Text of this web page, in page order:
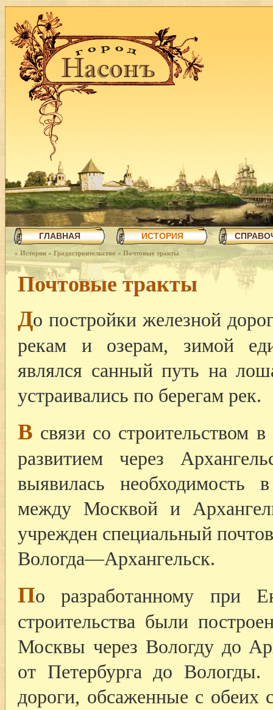
ГЛАВНАЯ ИСТОРИЯ
» История » Градостроительство » Почтовые тракты
Почтовые тракты
До постройки железной
рекам и озерам, зимой
являлся санный путь на
устраивались по берегам рек.
В связи со строительством
развитием через
выявилась необходимость
между Москвой и
учрежден специальный
Вологда—Архангельск.
По разработанному при
строительства были
Москвы через Вологду до
от Петербурга до
дороги, обсаженные с обеих